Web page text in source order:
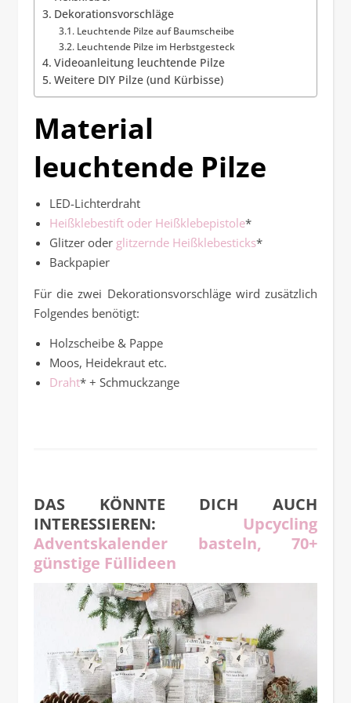
Dekorationsvorschläge
Leuchtende Pilze auf Baumscheibe
Leuchtende Pilze im Herbstgesteck
Videoanleitung leuchtende Pilze
Weitere DIY Pilze (und Kürbisse)
Material
leuchtende Pilze
LED-Lichterdraht
Heißklebestift oder Heißklebepistole*
Glitzer oder glitzernde Heißklebesticks*
Backpapier
Für die zwei Dekorationsvorschläge wird zusätzlich
Folgendes benötigt:
Holzscheibe & Pappe
Moos, Heidekraut etc.
Draht* + Schmuckzange
DAS KÖNNTE DICH AUCH
INTERESSIEREN: Upcycling
Adventskalender basteln, 70+
günstige Füllideen